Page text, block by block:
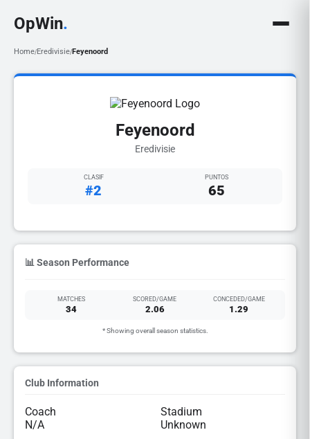
OpWin.
Home/Eredivisie/Feyenoord
Feyenoord
Eredivisie
CLASIF
#2
PUNTOS
65
📊 Season Performance
MATCHES
34
SCORED/GAME
2.06
CONCEDED/GAME
1.29
* Showing overall season statistics.
Club Information
Coach
N/A
Stadium
Unknown